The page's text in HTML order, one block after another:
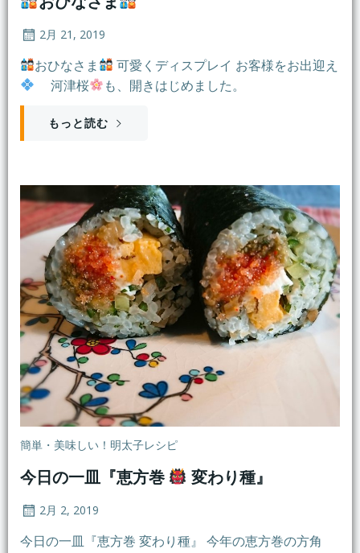
2月 21, 2019
おひなさま
可愛くディスプレイ お客様をお出迎え
河津桜
も、開きはじめました。
もっと読む
簡単・美味しい！明太子レシピ
今日の一皿『恵方巻 変わり種』
2月 2, 2019
今日の一皿『恵方巻 変わり種』 今年の恵方巻の方角